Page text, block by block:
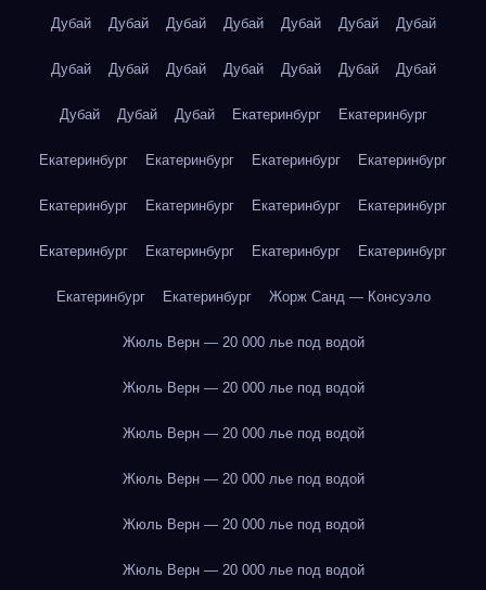
Дубай Дубай Дубай Дубай Дубай Дубай Дубай
Дубай Дубай Дубай Дубай Дубай Дубай Дубай
Дубай Дубай Дубай Екатеринбург Екатеринбург
Екатеринбург Екатеринбург Екатеринбург Екатеринбург
Екатеринбург Екатеринбург Екатеринбург Екатеринбург
Екатеринбург Екатеринбург Екатеринбург Екатеринбург
Екатеринбург Екатеринбург Жорж Санд — Консуэло
Жюль Верн — 20 000 лье под водой
Жюль Верн — 20 000 лье под водой
Жюль Верн — 20 000 лье под водой
Жюль Верн — 20 000 лье под водой
Жюль Верн — 20 000 лье под водой
Жюль Верн — 20 000 лье под водой